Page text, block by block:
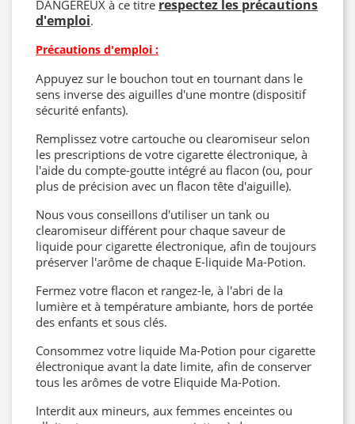
DANGEREUX à ce titre respectez les précautions
d'emploi.
Précautions d'emploi :
Appuyez sur le bouchon tout en tournant dans le
sens inverse des aiguilles d'une montre (dispositif
sécurité enfants).
Remplissez votre cartouche ou clearomiseur selon
les prescriptions de votre cigarette électronique, à
l'aide du compte-goutte intégré au flacon (ou, pour
plus de précision avec un flacon tête d'aiguille).
Nous vous conseillons d'utiliser un tank ou
clearomiseur différent pour chaque saveur de
liquide pour cigarette électronique, afin de toujours
préserver l'arôme de chaque E-liquide Ma-Potion.
Fermez votre flacon et rangez-le, à l'abri de la
lumière et à température ambiante, hors de portée
des enfants et sous clés.
Consommez votre liquide Ma-Potion pour cigarette
électronique avant la date limite, afin de conserver
tous les arômes de votre Eliquide Ma-Potion.
Interdit aux mineurs, aux femmes enceintes ou